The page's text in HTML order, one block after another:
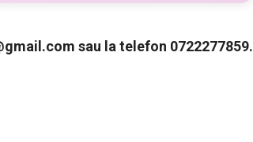
sau la telefon 0722277859.